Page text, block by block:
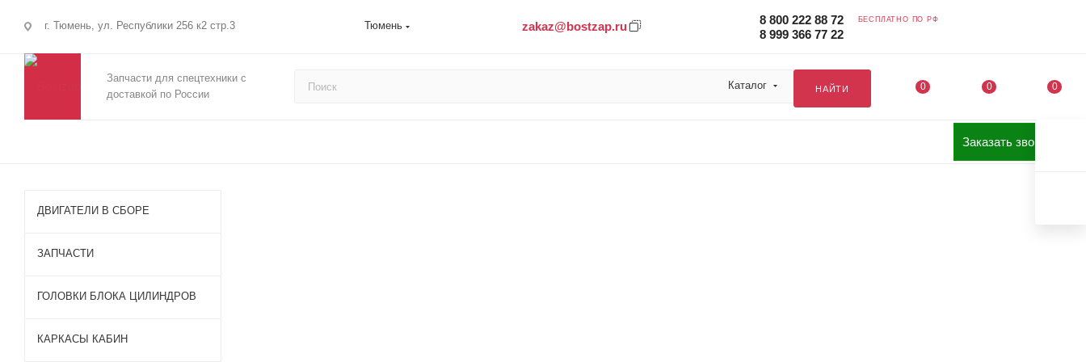
г. Тюмень, ул. Республики 256 к2 стр.3 Тюмень zakaz@bostzap.ru
8 800 222 88 72
8 999 366 77 22
БЕСПЛАТНО ПО РФ
Запчасти для спецтехники с
доставкой по России
НАЙТИ
Каталог 0 0 0
Заказать звонок
ДВИГАТЕЛИ В СБОРЕ
ЗАПЧАСТИ
ГОЛОВКИ БЛОКА ЦИЛИНДРОВ
КАРКАСЫ КАБИН